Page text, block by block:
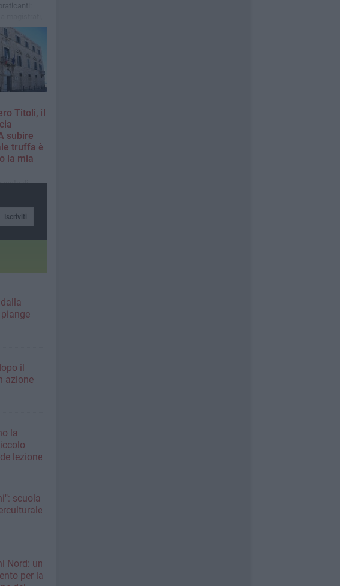
di rilievo.
via
Titoli, il
subire
truffa è
la mia
di
Iscriviti
il
azione
la
lezione
scuola
Nord: un
per la